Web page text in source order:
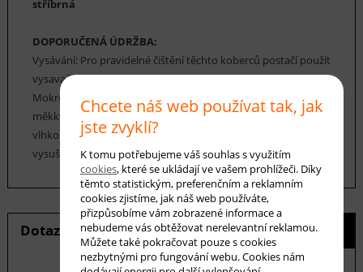
stříbrná
DOPORUČENÁ ÚDRŽBA:
Vysávání: Pro pravidelné čištění těchto koberců postačí použít
vysavač.
Mokré čištění: Pokud je to nutné, čistěte šamponováním
měkkým kartáčkem nebo houbou, pěnou s nízkým obsahem
vlhkosti při teplotě 20-40 °C. Vlhký koberec by měl být
vysušen v horizontální poloze při teplotě místnosti.
Dotaz na produkt Hlídání ceny
Chcete náš web používat tak, jak
jste zvyklí?
K tomu potřebujeme váš souhlas s využitím
cookies, které se ukládají ve vašem prohlížeči. Díky
těmto statistickým, preferenčním a reklamním
cookies zjistíme, jak náš web používáte,
přizpůsobíme vám zobrazené informace a
nebudeme vás obtěžovat nerelevantní reklamou.
Můžete také pokračovat pouze s cookies
nezbytnými pro fungování webu. Cookies nám